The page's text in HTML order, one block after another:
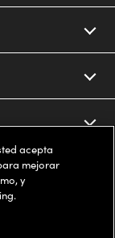
acepta
mejorar
y